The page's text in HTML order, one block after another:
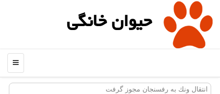
حیوان خانگی
منو
انتقال ونك به رفسنجان مجوز گرفت